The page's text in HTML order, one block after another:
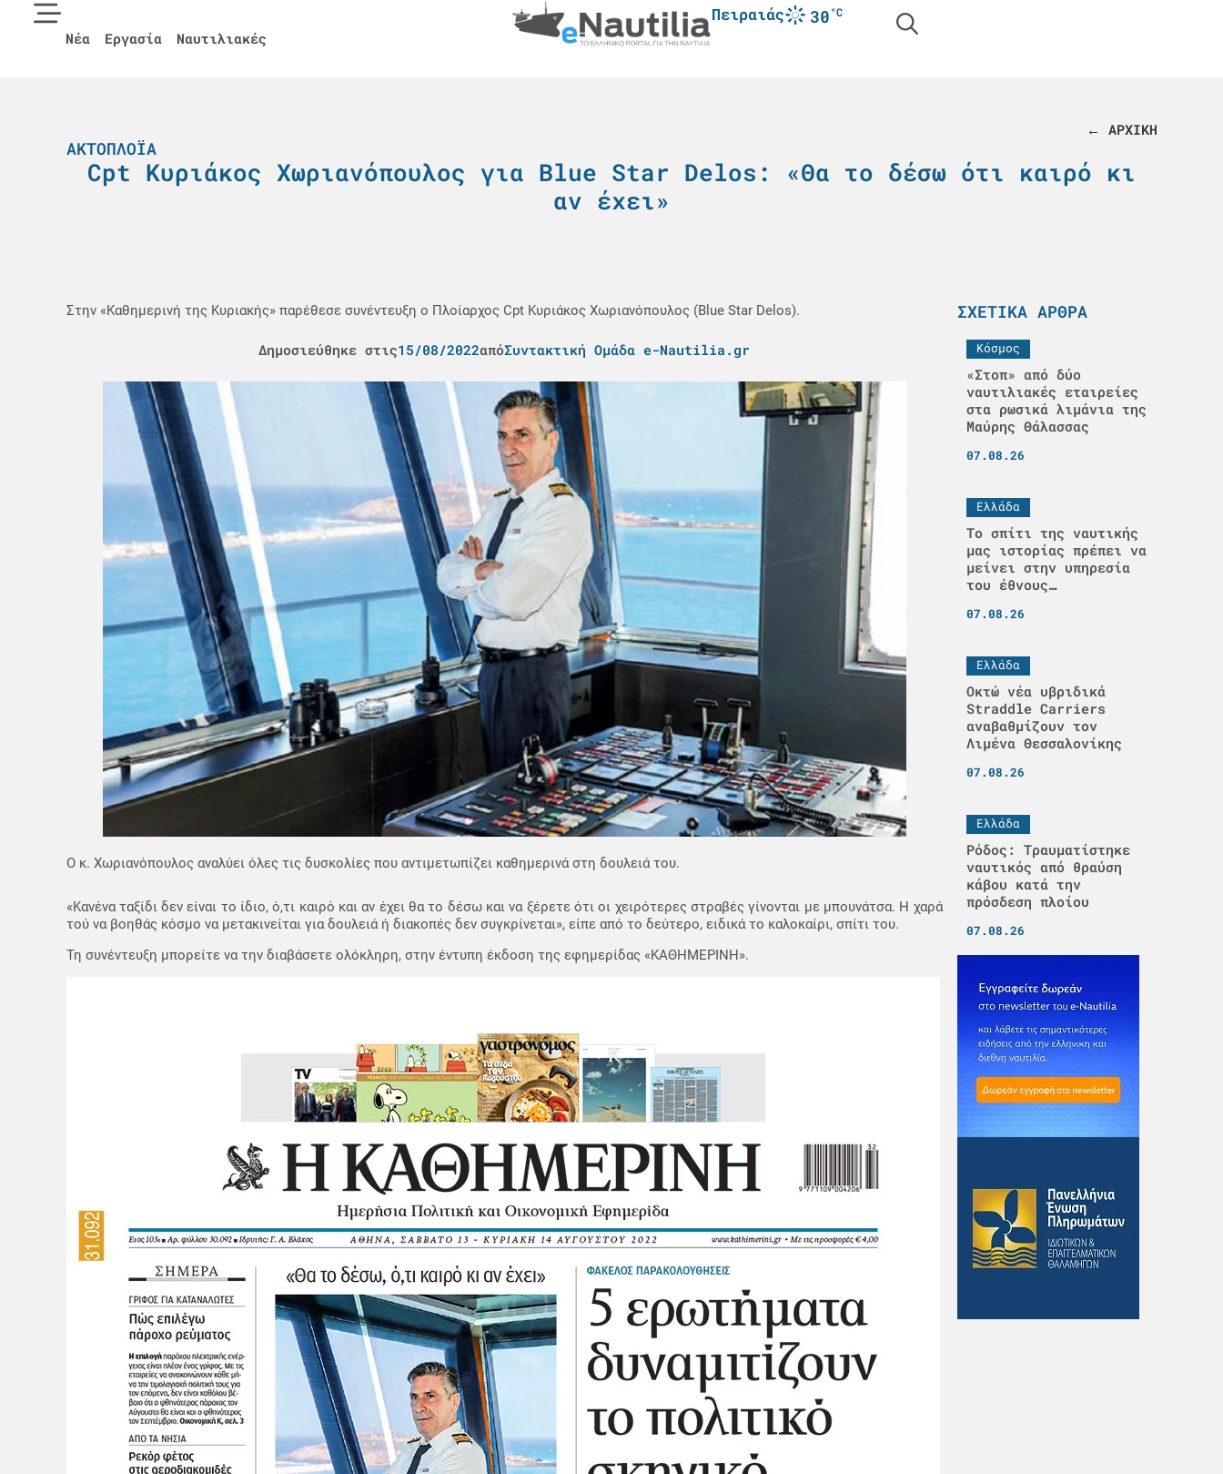
Νέα Εργασία Ναυτιλιακές
Πειραιάς 30°C
← ΑΡΧΙΚΗ
ΑΚΤΟΠΛΟΪΑ
Cpt Κυριάκος Χωριανόπουλος για Blue Star Delos: «Θα το δέσω ότι καιρό κι
αν έχει»
Στην «Καθημερινή της Κυριακής» παρέθεσε συνέντευξη ο Πλοίαρχος Cpt Κυριάκος Χωριανόπουλος (Blue Star Delos).
Δημοσιεύθηκε στις15/08/2022απόΣυντακτική Ομάδα e-Nautilia.gr
Ο κ. Χωριανόπουλος αναλύει όλες τις δυσκολίες που αντιμετωπίζει καθημερινά στη δουλειά του.
«Κανένα ταξίδι δεν είναι το ίδιο, ό,τι καιρό και αν έχει θα το δέσω και να ξέρετε ότι οι χειρότερες στραβές γίνονται με μπουνάτσα. Η χαρά
τού να βοηθάς κόσμο να μετακινείται για δουλειά ή διακοπές δεν συγκρίνεται», είπε από το δεύτερο, ειδικά το καλοκαίρι, σπίτι του.
Τη συνέντευξη μπορείτε να την διαβάσετε ολόκληρη, στην έντυπη έκδοση της εφημερίδας «ΚΑΘΗΜΕΡΙΝΗ».
ΣΧΕΤΙΚΆ ΆΡΘΡΑ
Κόσμος
«Στοπ» από δύο
ναυτιλιακές εταιρείες
στα ρωσικά λιμάνια της
Μαύρης Θάλασσας
07.08.26
Ελλάδα
Το σπίτι της ναυτικής
μας ιστορίας πρέπει να
μείνει στην υπηρεσία
του έθνους…
07.08.26
Ελλάδα
Οκτώ νέα υβριδικά
Straddle Carriers
αναβαθμίζουν τον
Λιμένα Θεσσαλονίκης
07.08.26
Ελλάδα
Ρόδος: Τραυματίστηκε
ναυτικός από θραύση
κάβου κατά την
πρόσδεση πλοίου
07.08.26